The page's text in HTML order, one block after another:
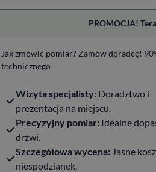
PROMOCJA!
Jak zmówić pomiar? Zamów doradcę!
technicznego
Wizyta specjalisty: Doradztwo i
prezentacja na miejscu.
Precyzyjny pomiar: Idealne
drzwi.
Szczegółowa wycena: Jasne
niespodzianek.